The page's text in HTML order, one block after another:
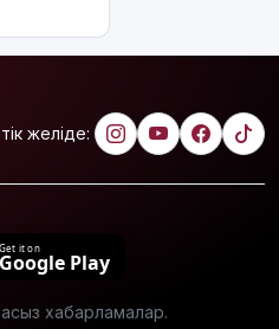
желіде:
Get it on
Google Play
хабарламалар.